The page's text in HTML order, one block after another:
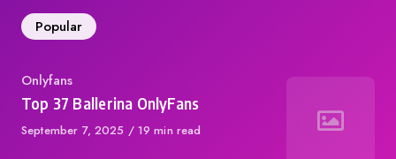
Popular
Category
Onlyfans
Top 37 Ballerina OnlyFans
Published
September 7, 2025 19 min read